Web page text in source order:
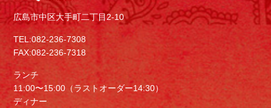
広島市中区大手町二丁目2-10
TEL:082-236-7308
FAX:082-236-7318
ランチ
11:00〜15:00（ラストオーダー14:30）
ディナー